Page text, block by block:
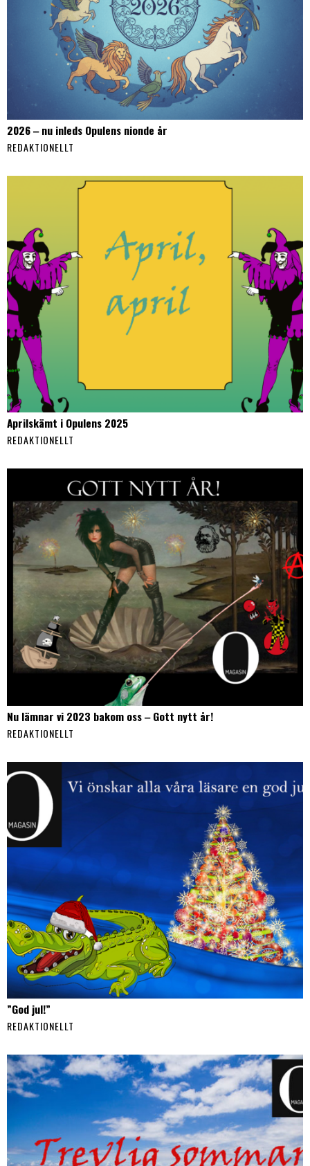
2026 ‒ nu inleds Opulens nionde år
REDAKTIONELLT
Aprilskämt i Opulens 2025
REDAKTIONELLT
Nu lämnar vi 2023 bakom oss ‒ Gott nytt år!
REDAKTIONELLT
”God jul!”
REDAKTIONELLT